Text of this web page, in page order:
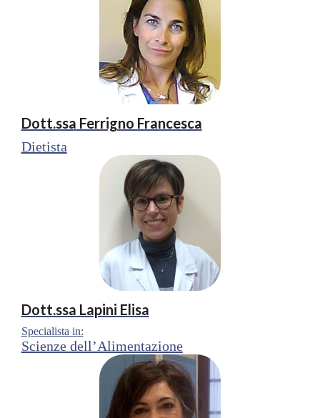
Dott.ssa Ferrigno Francesca
Dietista
Dott.ssa Lapini Elisa
Specialista in:
Scienze dell’Alimentazione